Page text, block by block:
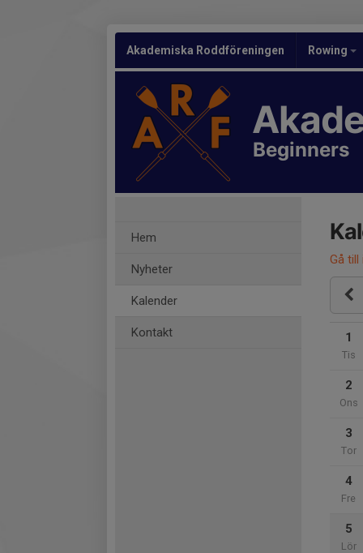
Akademiska Roddföreningen Rowing
Beginners
Hem
Nyheter
Kalender
Kontakt
Gå till
1
Tis
2
Ons
3
Tor
4
Fre
5
Lör